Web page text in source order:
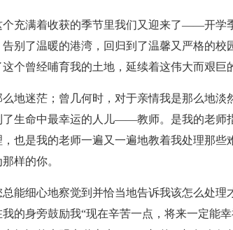
个充满着收获的季节里我们又迎来了——开学
别了温暖的港湾，回归到了温馨又严格的校
个曾经哺育我的土地，延续着这伟大而艰
地迷茫；曾几何时，对于亲情我是那么地淡
了生命中最幸运的人儿——教师。是我的老师
，也是我的老师一遍又一遍地教着我处理那
样的你。
能细心地察觉到并恰当地告诉我该怎么处理
的身旁鼓励我“现在辛苦一点，将来一定能